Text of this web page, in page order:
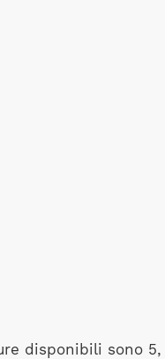
disponibili sono 5,